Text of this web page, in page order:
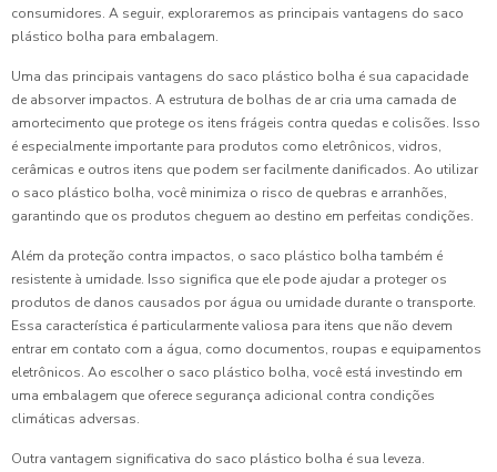
consumidores. A seguir, exploraremos as principais vantagens do saco
plástico bolha para embalagem.
Uma das principais vantagens do saco plástico bolha é sua capacidade
de absorver impactos. A estrutura de bolhas de ar cria uma camada de
amortecimento que protege os itens frágeis contra quedas e colisões. Isso
é especialmente importante para produtos como eletrônicos, vidros,
cerâmicas e outros itens que podem ser facilmente danificados. Ao utilizar
o saco plástico bolha, você minimiza o risco de quebras e arranhões,
garantindo que os produtos cheguem ao destino em perfeitas condições.
Além da proteção contra impactos, o saco plástico bolha também é
resistente à umidade. Isso significa que ele pode ajudar a proteger os
produtos de danos causados por água ou umidade durante o transporte.
Essa característica é particularmente valiosa para itens que não devem
entrar em contato com a água, como documentos, roupas e equipamentos
eletrônicos. Ao escolher o saco plástico bolha, você está investindo em
uma embalagem que oferece segurança adicional contra condições
climáticas adversas.
Outra vantagem significativa do saco plástico bolha é sua leveza.